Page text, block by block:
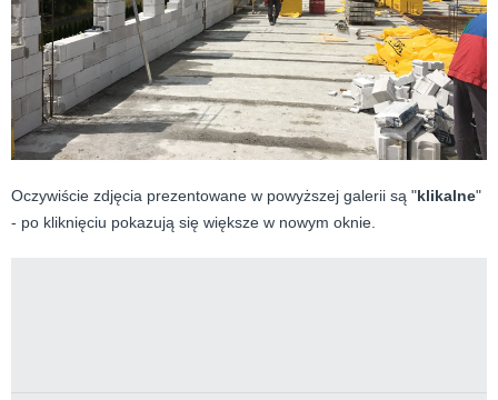
Oczywiście zdjęcia prezentowane w powyższej galerii są "klikalne"
- po kliknięciu pokazują się większe w nowym oknie.